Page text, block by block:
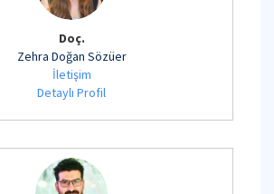
Doç.
Zehra Doğan Sözüer
İletişim
Detaylı Profil